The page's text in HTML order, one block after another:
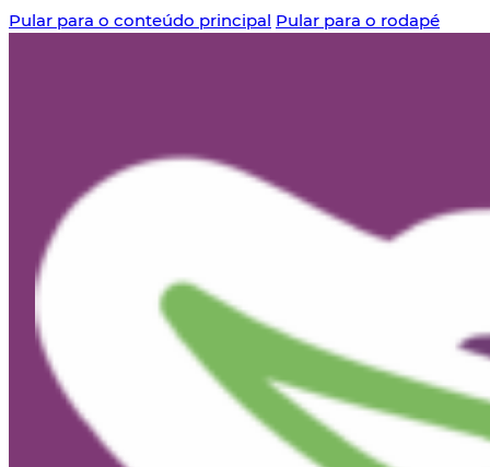
Pular para o conteúdo principal Pular para o rodapé